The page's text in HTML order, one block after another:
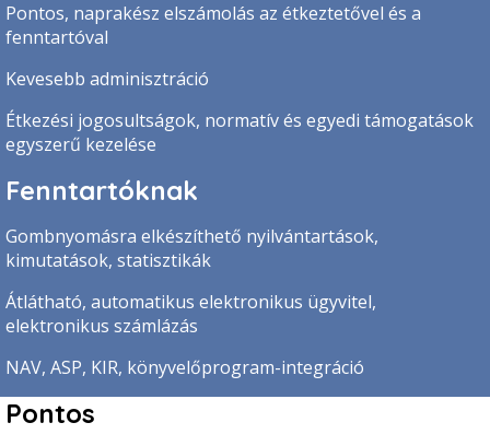
Pontos, naprakész elszámolás az étkeztetővel és a
fenntartóval
Kevesebb adminisztráció
Étkezési jogosultságok, normatív és egyedi támogatások
egyszerű kezelése
Fenntartóknak
Gombnyomásra elkészíthető nyilvántartások,
kimutatások, statisztikák
Átlátható, automatikus elektronikus ügyvitel,
elektronikus számlázás
NAV, ASP, KIR, könyvelőprogram-integráció
Pontos